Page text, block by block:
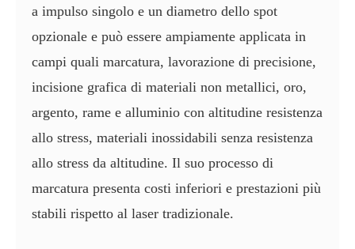
a impulso singolo e un diametro dello spot
opzionale e può essere ampiamente applicata in
campi quali marcatura, lavorazione di precisione,
incisione grafica di materiali non metallici, oro,
argento, rame e alluminio con altitudine resistenza
allo stress, materiali inossidabili senza resistenza
allo stress da altitudine. Il suo processo di
marcatura presenta costi inferiori e prestazioni più
stabili rispetto al laser tradizionale.